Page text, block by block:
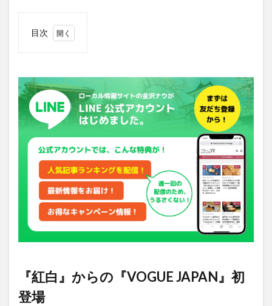
目次
『VOGUE
JAPAN』
初登場
2
今年
も石
の森
ル公
決定
3
ウス
情報
『紅白』からの『VOGUE JAPAN』初
登場